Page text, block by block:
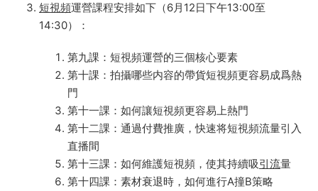
短視頻運營課程安排如下（6月12日下午13:00至
14:30）：
第九課：短視頻運營的三個核心要素
第十課：拍攝哪些内容的帶貨短視頻更容易成爲熱
門
第十一課：如何讓短視頻更容易上熱門
第十二課：通過付費推廣，快速将短視頻流量引入
直播間
第十三課：如何維護短視頻，使其持續吸引流量
第十四課：素材衰退時，如何進行A撞B策略